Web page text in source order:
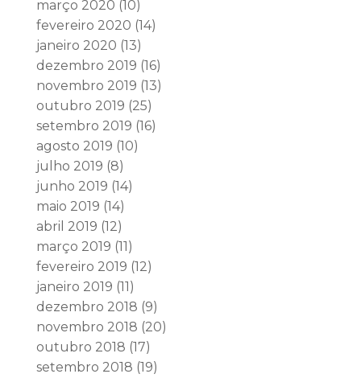
março 2020 (10)
fevereiro 2020 (14)
janeiro 2020 (13)
dezembro 2019 (16)
novembro 2019 (13)
outubro 2019 (25)
setembro 2019 (16)
agosto 2019 (10)
julho 2019 (8)
junho 2019 (14)
maio 2019 (14)
abril 2019 (12)
março 2019 (11)
fevereiro 2019 (12)
janeiro 2019 (11)
dezembro 2018 (9)
novembro 2018 (20)
outubro 2018 (17)
setembro 2018 (19)